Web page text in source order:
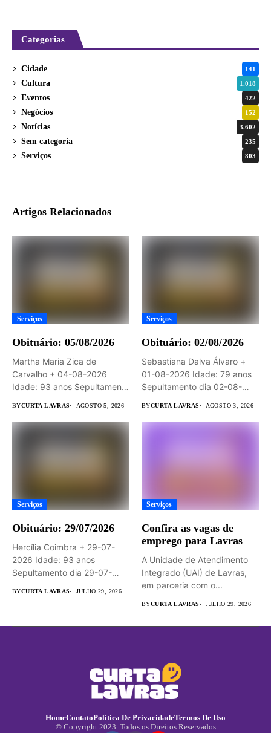
Categorias
Cidade 141
Cultura 1.018
Eventos 422
Negócios 152
Notícias 3.602
Sem categoria 235
Serviços 803
Artigos Relacionados
Serviços
Obituário: 05/08/2026
Martha Maria Zica de
Carvalho + 04-08-2026
Idade: 93 anos Sepultamento
BYCURTA LAVRAS AGOSTO 5, 2026
Serviços
Obituário: 02/08/2026
Sebastiana Dalva Álvaro +
01-08-2026 Idade: 79 anos
Sepultamento dia 02-08-
BYCURTA LAVRAS AGOSTO 3, 2026
Serviços
Obituário: 29/07/2026
Hercília Coimbra + 29-07-
2026 Idade: 93 anos
Sepultamento dia 29-07-
BYCURTA LAVRAS JULHO 29, 2026
Serviços
Confira as vagas de
emprego para Lavras
A Unidade de Atendimento
Integrado (UAI) de Lavras,
em parceria com o...
BYCURTA LAVRAS JULHO 29, 2026
HomeContatoPolítica De PrivacidadeTermos De Uso
© Copyright 2023. Todos os Direitos Reservados